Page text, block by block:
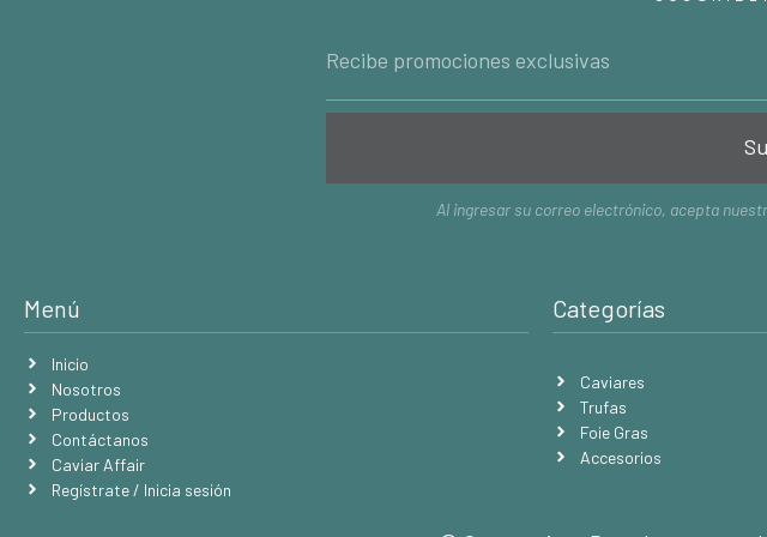
Al ingresar su correo electrónico, acepta
Menú
Inicio
Nosotros
Productos
Contáctanos
Caviar Affair
Regístrate / Inicia sesión
Categorías
Caviares
Trufas
Foie Gras
Accesorios